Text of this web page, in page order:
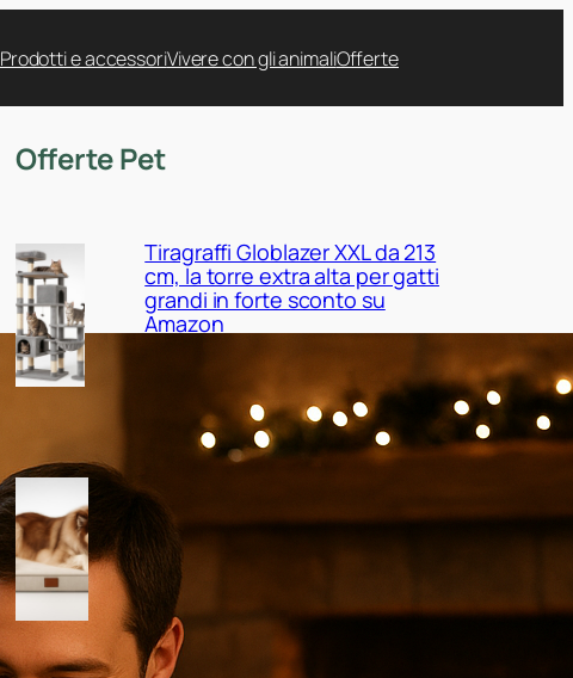
Prodotti e accessoriVivere con gli animaliOfferte
Offerte Pet
Tiragraffi Globlazer XXL da 213
cm, la torre extra alta per gatti
grandi in forte sconto su
Amazon
da interno, il maxi cuscino
ortopedico in promo su
Amazon